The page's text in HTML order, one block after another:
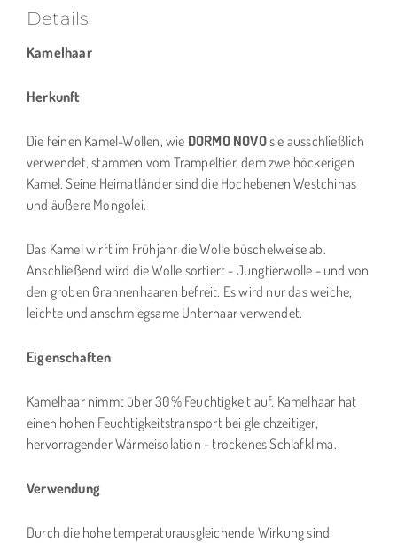
Details
Kamelhaar
Herkunft
Die feinen Kamel-Wollen, wie DORMO NOVOsie ausschließlich
verwendet, stammen vom Trampeltier, dem zweihöckerigen
Kamel. Seine Heimatländer sind die Hochebenen Westchinas
und äußere Mongolei.
Das Kamel wirft im Frühjahr die Wolle büschelweise ab.
Anschließend wird die Wolle sortiert - Jungtierwolle - und von
den groben Grannenhaaren befreit. Es wird nur das weiche,
leichte und anschmiegsame Unterhaar verwendet.
Eigenschaften
Kamelhaar nimmt über 30% Feuchtigkeit auf. Kamelhaar hat
einen hohen Feuchtigkeitstransport bei gleichzeitiger,
hervorragender Wärmeisolation - trockenes Schlafklima.
Verwendung
Durch die hohe temperaturausgleichende Wirkung sind